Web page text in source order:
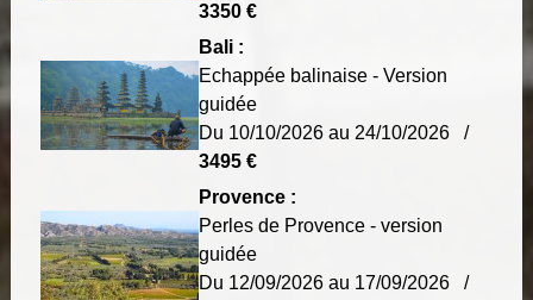
3350 €
Bali :
Echappée balinaise - Version
guidée
Du 10/10/2026 au 24/10/2026 /
3495 €
Provence :
Perles de Provence - version
guidée
Du 12/09/2026 au 17/09/2026 /